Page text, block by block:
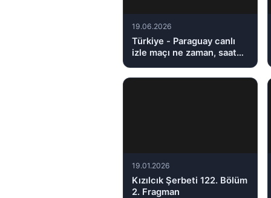
19.06.2026
Türkiye - Paraguay canlı
izle maçı ne zaman, saat
19.01.2026
Kızılcık Şerbeti 122. Bölüm
2. Fragman